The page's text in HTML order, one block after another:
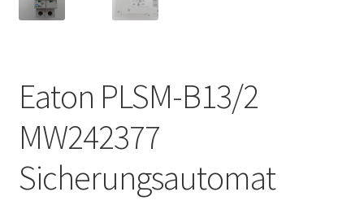
Eaton PLSM-B13/2
MW242377
Sicherungsautomat